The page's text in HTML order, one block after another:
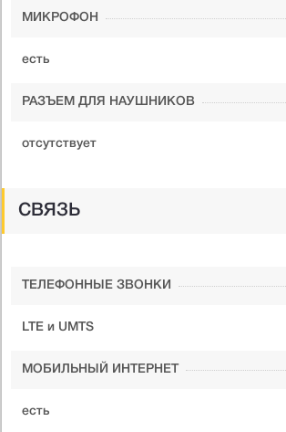
МИКРОФОН
есть
РАЗЪЕМ ДЛЯ НАУШНИКОВ
отсутствует
СВЯЗЬ
ТЕЛЕФОННЫЕ ЗВОНКИ
LTE и UMTS
МОБИЛЬНЫЙ ИНТЕРНЕТ
есть